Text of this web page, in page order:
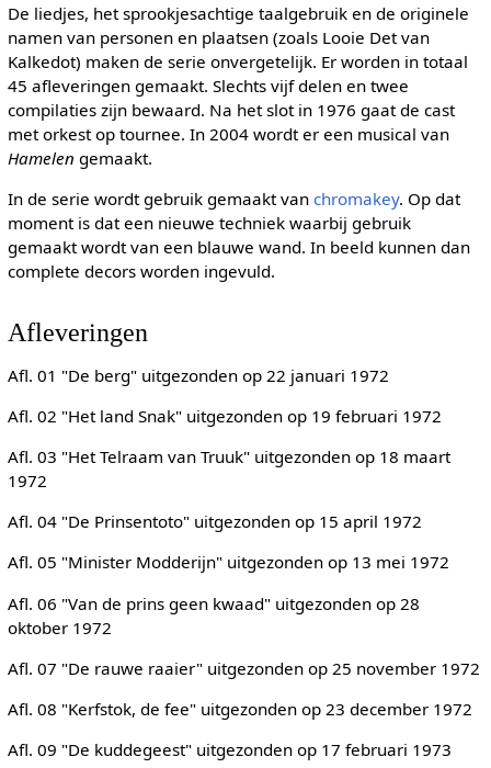
De liedjes, het sprookjesachtige taalgebruik en de originele
namen van personen en plaatsen (zoals Looie Det van
Kalkedot) maken de serie onvergetelijk. Er worden in totaal
45 afleveringen gemaakt. Slechts vijf delen en twee
compilaties zijn bewaard. Na het slot in 1976 gaat de cast
met orkest op tournee. In 2004 wordt er een musical van
Hamelen gemaakt.
In de serie wordt gebruik gemaakt van chromakey. Op dat
moment is dat een nieuwe techniek waarbij gebruik
gemaakt wordt van een blauwe wand. In beeld kunnen dan
complete decors worden ingevuld.
Afleveringen
Afl. 01 "De berg" uitgezonden op 22 januari 1972
Afl. 02 "Het land Snak" uitgezonden op 19 februari 1972
Afl. 03 "Het Telraam van Truuk" uitgezonden op 18 maart
1972
Afl. 04 "De Prinsentoto" uitgezonden op 15 april 1972
Afl. 05 "Minister Modderijn" uitgezonden op 13 mei 1972
Afl. 06 "Van de prins geen kwaad" uitgezonden op 28
oktober 1972
Afl. 07 "De rauwe raaier" uitgezonden op 25 november 1972
Afl. 08 "Kerfstok, de fee" uitgezonden op 23 december 1972
Afl. 09 "De kuddegeest" uitgezonden op 17 februari 1973